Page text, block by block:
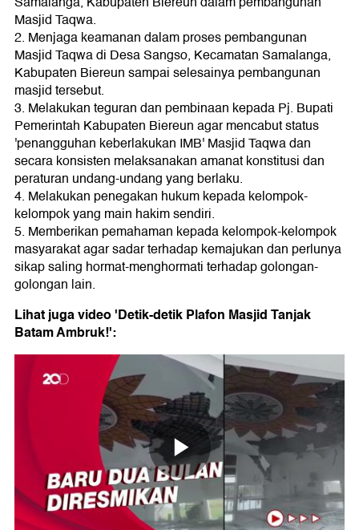
Masjid Taqwa.
2. Menjaga keamanan dalam proses pembangunan
Masjid Taqwa di Desa Sangso, Kecamatan Samalanga,
Kabupaten Biereun sampai selesainya pembangunan
masjid tersebut.
3. Melakukan teguran dan pembinaan kepada Pj. Bupati
Pemerintah Kabupaten Biereun agar mencabut status
'penangguhan keberlakukan IMB' Masjid Taqwa dan
secara konsisten melaksanakan amanat konstitusi dan
peraturan undang-undang yang berlaku.
4. Melakukan penegakan hukum kepada kelompok-
kelompok yang main hakim sendiri.
5. Memberikan pemahaman kepada kelompok-kelompok
masyarakat agar sadar terhadap kemajukan dan perlunya
sikap saling hormat-menghormati terhadap golongan-
golongan lain.
Lihat juga video 'Detik-detik Plafon Masjid Tanjak
Batam Ambruk!':